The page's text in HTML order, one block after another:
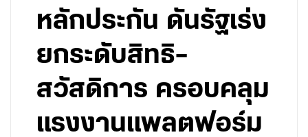
หลักประกัน ดันรัฐเร่ง
ยกระดับสิทธิ–
สวัสดิการ ครอบคลุม
แรงงานแพลตฟอร์ม